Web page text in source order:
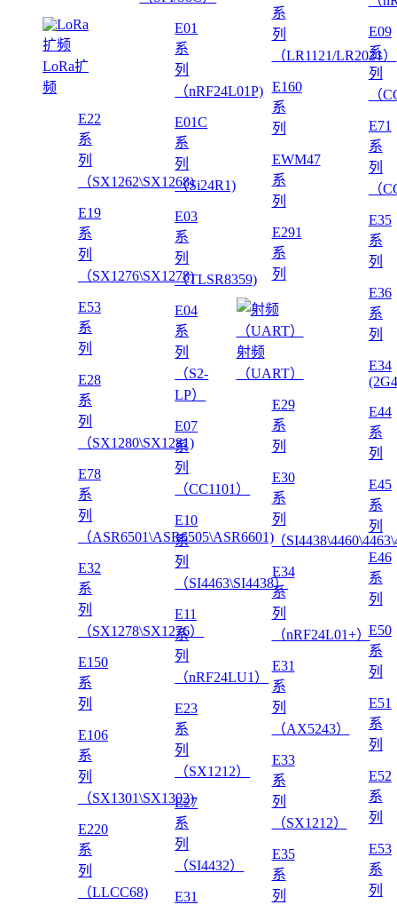
LoRa扩
频
E22
系
列
（SX1262\SX1268)
E19
系
列
（SX1276\SX1278)
E53
系
列
E28
系
列
（SX1280\SX1281)
E78
系
列
（ASR6501\ASR6505\ASR6601)
E32
系
列
（SX1278\SX1276）
E150
系
列
E106
系
列
（SX1301\SX1302)
E220
系
列
（LLCC68)
E01
系
列
（nRF24L01P)
E01C
系
列
（Si24R1)
E03
系
列
（TLSR8359)
E04
系
列
（S2-
LP）
E07
系
列
（CC1101）
E10
系
列
（SI4463\SI4438）
E11
系
列
（nRF24LU1）
E23
系
列
（SX1212）
E27
系
列
（SI4432）
E31
系
列
（LR1121/LR2021）
E160
系
列
EWM47
系
列
E291
系
列
射频
（UART）
E29
系
列
E30
系
列
（
E34
系
列
（nRF24L01+）
E31
系
列
（AX5243）
E33
系
列
（SX1212）
E35
系
列
E09
系
列
（
E71
系
列
（
E35
系
列
E36
系
列
E34
E44
系
列
E45
系
列
E46
系
列
E50
系
列
E51
系
列
E52
系
列
E53
系
列